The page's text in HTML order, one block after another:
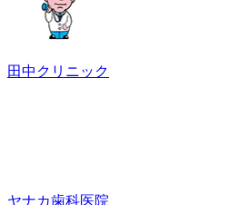
田中クリニック
ヤナカ歯科医院